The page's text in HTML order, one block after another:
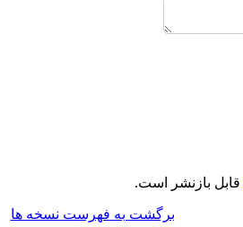
قابل بازنشر است.
برگشت به فهرست نسخه ها